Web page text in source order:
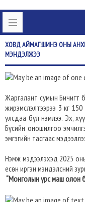
ХОВДАЙМАГ:ШИНЭ ОНЫ
МЭНДЭЛЖЭЭ
Жаргалант сумын Бичигт
жирэмслэлтээрээ 3 кг
улсдаа бүл нэмлээ. Эх,
Бүсийн оношилгоо
эмгэгийн тасгаас
Нэмж мэдээлэхэд 2025
есөн иргэн мэндэлсний
“Монголын үрс маш олон